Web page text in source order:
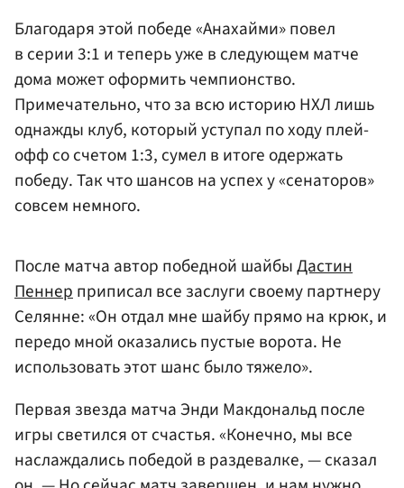
Благодаря этой победе «Анахайми» повел
в серии 3:1 и теперь уже в следующем матче
дома может оформить чемпионство.
Примечательно, что за всю историю НХЛ лишь
однажды клуб, который уступал по ходу плей-
офф со счетом 1:3, сумел в итоге одержать
победу. Так что шансов на успех у «сенаторов»
совсем немного.
После матча автор победной шайбыДастин
Пеннер приписал все заслуги своему партнеру
Селянне: «Он отдал мне шайбу прямо на крюк, и
передо мной оказались пустые ворота. Не
использовать этот шанс было тяжело».
Первая звезда матча Энди Макдональд после
игры светился от счастья. «Конечно, мы все
наслаждались победой в раздевалке, — сказал